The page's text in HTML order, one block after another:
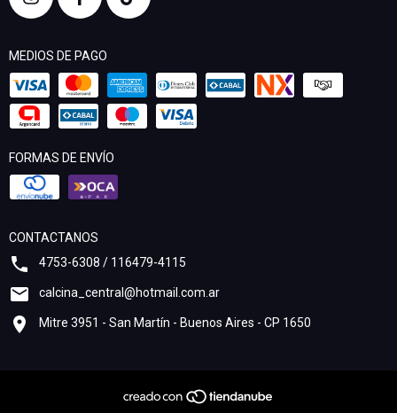
MEDIOS DE PAGO
FORMAS DE ENVÍO
CONTACTANOS
4753-6308 / 116479-4115
calcina_central@hotmail.com.ar
Mitre 3951 - San Martín - Buenos Aires - CP 1650